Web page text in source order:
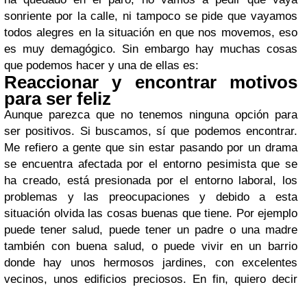
sonriente por la calle, ni tampoco se pide que vayamos
todos alegres en la situación en que nos movemos, eso
es muy demagógico. Sin embargo hay muchas cosas
que podemos hacer y una de ellas es:
Reaccionar y encontrar motivos
para ser feliz
Aunque parezca que no tenemos ninguna opción para
ser positivos. Si buscamos, sí que podemos encontrar.
Me refiero a gente que sin estar pasando por un drama
se encuentra afectada por el entorno pesimista que se
ha creado, está presionada por el entorno laboral, los
problemas y las preocupaciones y debido a esta
situación olvida las cosas buenas que tiene. Por ejemplo
puede tener salud, puede tener un padre o una madre
también con buena salud, o puede vivir en un barrio
donde hay unos hermosos jardines, con excelentes
vecinos, unos edificios preciosos. En fin, quiero decir